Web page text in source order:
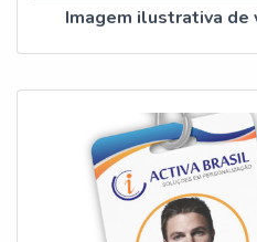
Imagem ilustrativa de